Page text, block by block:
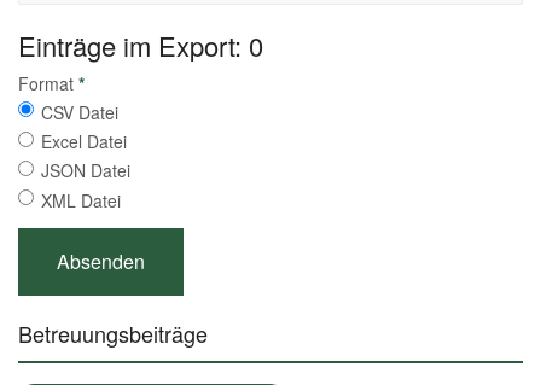
Einträge im Export: 0
Format *
CSV Datei
Excel Datei
JSON Datei
XML Datei
Betreuungsbeiträge